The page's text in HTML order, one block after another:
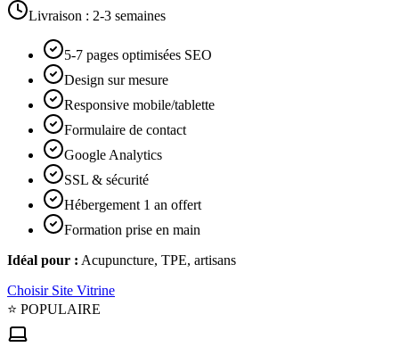
Livraison : 2-3 semaines
5-7 pages optimisées SEO
Design sur mesure
Responsive mobile/tablette
Formulaire de contact
Google Analytics
SSL & sécurité
Hébergement 1 an offert
Formation prise en main
Idéal pour : Acupuncture, TPE, artisans
Choisir Site Vitrine
⭐ POPULAIRE